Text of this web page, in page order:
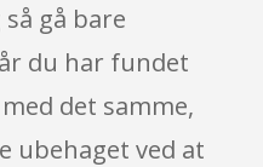
gå bare
du har fundet
det samme,
ubehaget ved at